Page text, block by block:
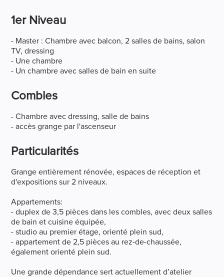
1er Niveau
- Master : Chambre avec balcon, 2 salles de bains, salon
TV, dressing
- Une chambre
- Un chambre avec salles de bain en suite
Combles
- Chambre avec dressing, salle de bains
- accès grange par l'ascenseur
Particularités
Grange entièrement rénovée, espaces de réception et
d'expositions sur 2 niveaux.
Appartements:
- duplex de 3,5 pièces dans les combles, avec deux salles
de bain et cuisine équipée,
- studio au premier étage, orienté plein sud,
- appartement de 2,5 pièces au rez-de-chaussée,
également orienté plein sud.
Une grande dépendance sert actuellement d’atelier